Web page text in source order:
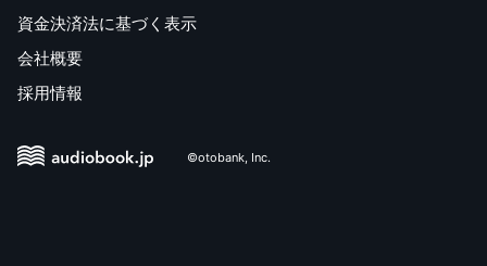
資金決済法に基づく表示
会社概要
採用情報
©otobank, Inc.